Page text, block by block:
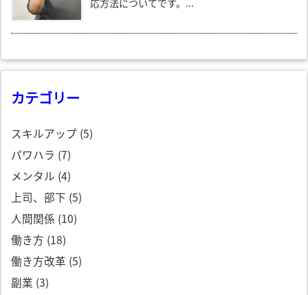
応方法についてです。...
カテゴリー
スキルアップ (5)
パワハラ (7)
メンタル (4)
上司、部下 (5)
人間関係 (10)
働き方 (18)
働き方改革 (5)
副業 (3)